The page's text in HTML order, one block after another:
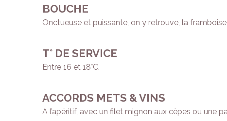
BOUCHE
Onctueuse et puissante, on y retrouve, la
T° DE SERVICE
Entre 16 et 18°C.
ACCORDS METS & VINS
A l’apéritif, avec un filet mignon aux cèpes ou une